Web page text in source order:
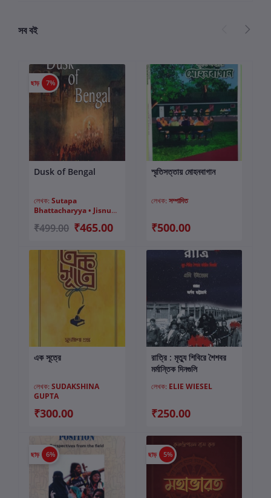
সব বই
ছাড় 7%
কার্টে যোগ করুন
Dusk of Bengal
লেখক: Sutapa
Bhattacharyya • Jisnu
₹499.00 ₹465.00
কার্টে যোগ করুন
স্মৃতিসত্তায় মোহনবাগান
লেখক: সম্পাদিত
₹500.00
কার্টে যোগ করুন
এক সূত্রে
লেখক: SUDAKSHINA
GUPTA
₹300.00
কার্টে যোগ করুন
রাত্রি : মৃত্যু শিবিরে শৈশবর
মর্মান্তিক দিনগুলি
লেখক: ELIE WIESEL
₹250.00
ছাড় 6% ছাড় 5%